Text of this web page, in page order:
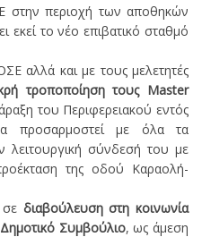
στην περιοχή των αποθηκών
εκεί το νέο επιβατικό σταθμό
αλλά και με τους μελετητές
τροποποίηση τους Master
του Περιφερειακού εντός
προσαρμοστεί με όλα τα
λειτουργική σύνδεσή του με
της οδού Καραολή-
διαβούλευση στη κοινωνία
Συμβούλιο, ως άμεση